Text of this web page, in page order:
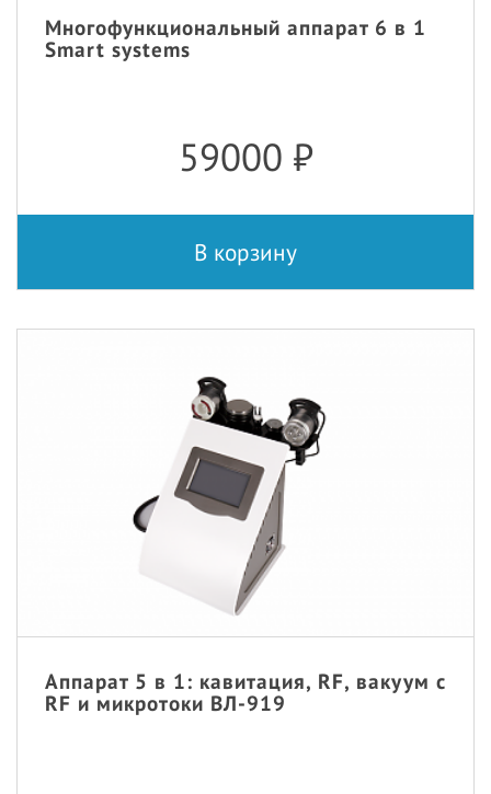
Многофункциональный аппарат 6 в 1
Smart systems
59000 ₽
В корзину
Аппарат 5 в 1: кавитация, RF, вакуум с
RF и микротоки ВЛ-919